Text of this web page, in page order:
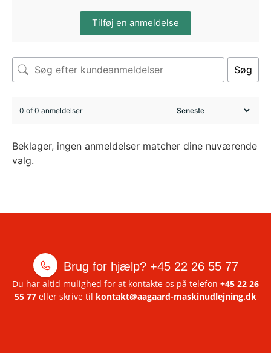
Tilføj en anmeldelse
Søg
0 of 0 anmeldelser
Beklager, ingen anmeldelser matcher dine nuværende
valg.
Brug for hjælp? +45 22 26 55 77
Du har altid mulighed for at kontakte os på telefon +45 22 26
55 77 eller skrive til kontakt@aagaard-maskinudlejning.dk